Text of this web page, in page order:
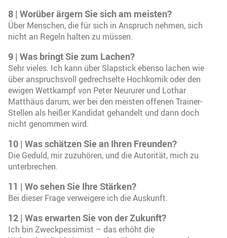
8 | Worüber ärgern Sie sich am meisten?
Über Menschen, die für sich in Anspruch nehmen, sich
nicht an Regeln halten zu müssen.
9 | Was bringt Sie zum Lachen?
Sehr vieles. Ich kann über Slapstick ebenso lachen wie
über anspruchsvoll gedrechselte Hochkomik oder den
ewigen Wettkampf von Peter Neururer und Lothar
Matthäus darum, wer bei den meisten offenen Trainer-
Stellen als heißer Kandidat gehandelt und dann doch
nicht genommen wird.
10 | Was schätzen Sie an Ihren Freunden?
Die Geduld, mir zuzuhören, und die Autorität, mich zu
unterbrechen.
11 | Wo sehen Sie Ihre Stärken?
Bei dieser Frage verweigere ich die Auskunft.
12 | Was erwarten Sie von der Zukunft?
Ich bin Zweckpessimist – das erhöht die